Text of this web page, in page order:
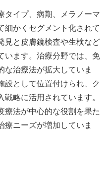
タイプ、病期、メラノーマ
細かくセグメント化されて
見と皮膚鏡検査や生検など
います。治療分野では、免
な治療法が拡大していま
設として位置付けられ、ク
略に活用されています。
療法が中心的な役割を果た
ニーズが増加していま